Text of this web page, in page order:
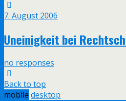
7. August 2006
Uneinigkeit bei
no responses
Back to top
mobile desktop